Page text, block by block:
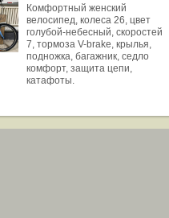
Комфортный женский
велосипед, колеса 26, цвет
голубой-небесный, скоростей
7, тормоза V-brake, крылья,
подножка, багажник, седло
комфорт, защита цепи,
катафоты.